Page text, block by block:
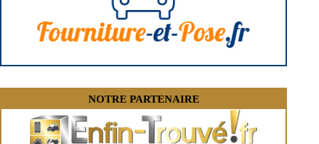
- Entreprise de rénovation immobilière à Barjac
- Entreprise de rénovation immobilière à Mons
- Entreprise de rénovation immobilière à Montaren-et-Saint-Médiers
- Entreprise de rénovation immobilière à Montfaucon
- Entreprise de rénovation immobilière à Saint-Mamert-du-Gard
- Entreprise de rénovation immobilière à Vallabrègues
- Entreprise de rénovation immobilière à Castillon-du-Gard
- Entreprise de rénovation immobilière à Lédignan
- Entreprise de rénovation immobilière à Lézan
- Entreprise de rénovation immobilière à Mus
NOTRE PARTENAIRE